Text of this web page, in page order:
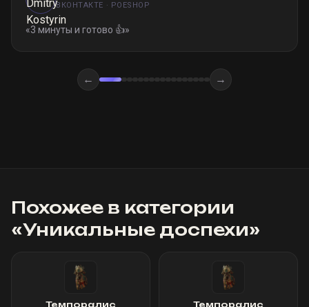
ВКОНТАКТЕ · POESHOP
«3 минуты и готово 👍»
← →
Похожее в категории
«Уникальные доспехи»
Темпоралис
Темпоралис